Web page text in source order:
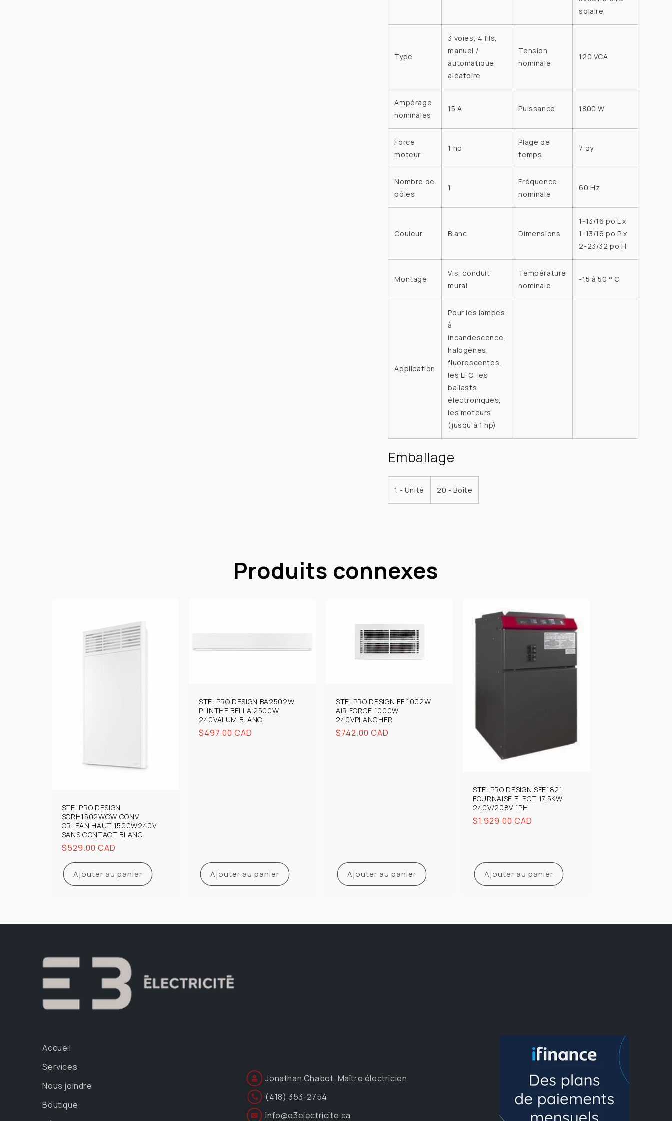
automatiqueautomatique
solaire
Type
3 voies, 4 fils,
manuel /
automatique,
aléatoire
Tension
nominale
120 VCA
Ampérage
nominales
15 A Puissance 1800 W
Force
moteur
1 hp
Plage de
temps
7 dy
Nombre de
pôles
1
Fréquence
nominale
60 Hz
Couleur Blanc Dimensions
1-13/16 po L x
1-13/16 po P x
2-23/32 po H
Montage
Vis, conduit
mural
Température
nominale
-15 à 50 ° C
Application
Pour les lampes
à
incandescence,
halogènes,
fluorescentes,
les LFC, les
ballasts
électroniques,
les moteurs
(jusqu'à 1 hp)
Emballage
1 - Unité 20 - Boîte
Produits connexes
STELPRO DESIGN
SORH1502WCW CONV
ORLEAN HAUT 1500W240V
SANS CONTACT BLANC
Prix
habituel
$529.00 CAD
Ajouter au panier
STELPRO DESIGN BA2502W
PLINTHE BELLA 2500W
240VALUM BLANC
Prix
$497.00 CAD
Ajouter au panier
STELPRO DESIGN FFI1002W
AIR FORCE 1000W
240VPLANCHER
Prix
$742.00 CAD
Ajouter au panier
STELPRO DESIGN SFE1821
FOURNAISE ELECT 17.5KW
240V/208V 1PH
Prix
$1,929.00 CAD
Ajouter au panier
Accueil
Services
Nous joindre
Boutique
Jonathan Chabot, Maître électricien
(418) 353-2754
info@e3electricite.ca